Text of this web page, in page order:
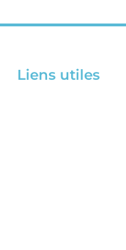
Liens utiles